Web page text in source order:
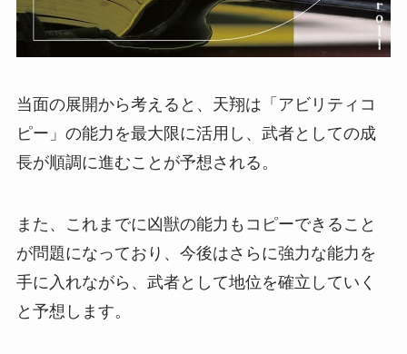
当面の展開から考えると、天翔は「アビリティコ
ピー」の能力を最大限に活用し、武者としての成
長が順調に進むことが予想される。
また、これまでに凶獣の能力もコピーできること
が問題になっており、今後はさらに強力な能力を
手に入れながら、武者として地位を確立していく
と予想します。